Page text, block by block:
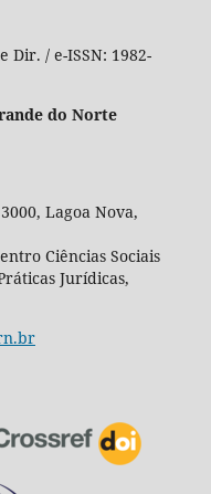
Dir. / e-ISSN: 1982-
do Norte
Lagoa Nova,
Ciências Sociais
Jurídicas,